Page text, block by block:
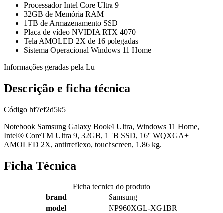
Processador Intel Core Ultra 9
32GB de Memória RAM
1TB de Armazenamento SSD
Placa de vídeo NVIDIA RTX 4070
Tela AMOLED 2X de 16 polegadas
Sistema Operacional Windows 11 Home
Informações geradas pela Lu
Descrição e ficha técnica
Código hf7ef2d5k5
Notebook Samsung Galaxy Book4 Ultra, Windows 11 Home,
Intel® CoreTM Ultra 9, 32GB, 1TB SSD, 16'' WQXGA+
AMOLED 2X, antirreflexo, touchscreen, 1.86 kg.
Ficha Técnica
Ficha tecnica do produto
brand
Samsung
model
NP960XGL-XG1BR